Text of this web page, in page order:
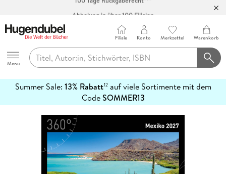
Abholung in über 100 Filialen
Hugendubel
Menu
Filiale Konto Merkzettel Warenkorb
Summer Sale: 13% Rabatt12auf viele Sortimente mit dem
CodeSOMMER13
erfahren